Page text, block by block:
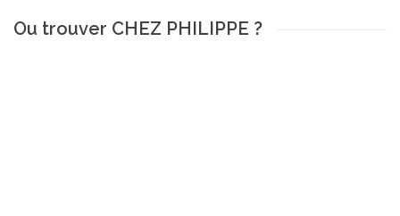
Ou trouver CHEZ PHILIPPE ?